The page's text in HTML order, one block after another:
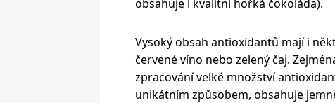
obsahuje i kvalitní hořká čokoláda).
Vysoký obsah antioxidantů mají i
červené víno nebo zelený čaj.
zpracování velké množství
unikátním způsobem, obsahuje